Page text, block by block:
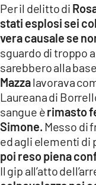
Per il delitto di
stati esplosi sei
vera causale se
sguardo di troppo
sarebbero alla
Mazzalavorava
Laureana di
sangue èrimasto
Simone. Messo di
ed agli elementi di
poi reso piena
Il gip all’atto